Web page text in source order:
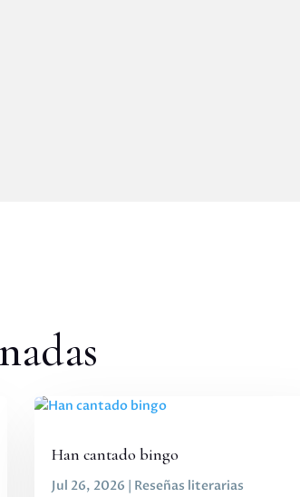
Han cantado bingo
Jul 26, 2026 | Reseñas literarias